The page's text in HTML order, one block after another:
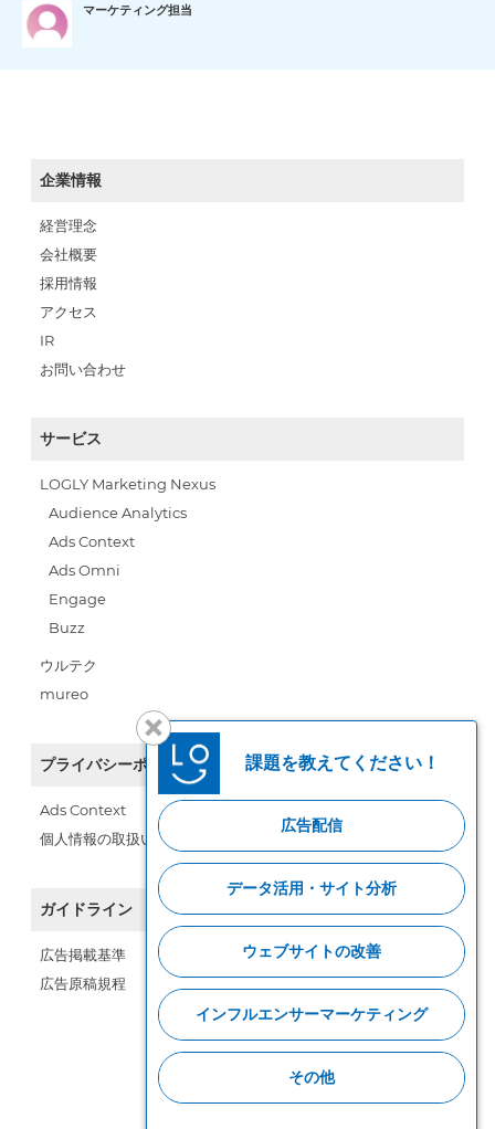
マーケティング担当
企業情報
経営理念
会社概要
採用情報
アクセス
IR
お問い合わせ
サービス
LOGLY Marketing Nexus
Audience Analytics
Ads Context
Ads Omni
Engage
Buzz
ウルテク
mureo
プライバシーポリシー
Ads Context
個人情報の取扱い
ガイドライン
広告掲載基準
広告原稿規程
課題を教えてください！
広告配信
データ活用・サイト分析
ウェブサイトの改善
インフルエンサーマーケティング
その他